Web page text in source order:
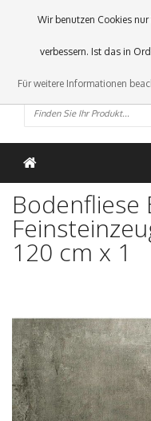
Bodenfliese
120 cm x 1
Wir benutzen Cookies
verbessern. Ist das in
Für weitere Informationen